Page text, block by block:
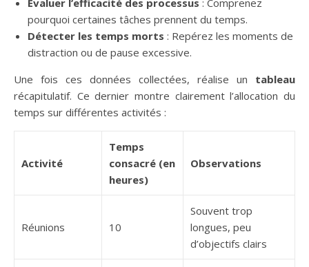
Évaluer l’efficacité des processus : Comprenez
pourquoi certaines tâches prennent du temps.
Détecter les temps morts : Repérez les moments de
distraction ou de pause excessive.
Une fois ces données collectées, réalise un tableau
récapitulatif. Ce dernier montre clairement l’allocation du
temps sur différentes activités :
Activité
Temps
consacré (en
heures)
Observations
Réunions 10
Souvent trop
longues, peu
d’objectifs clairs